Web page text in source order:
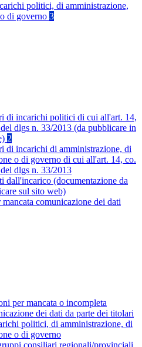
politici, di amministrazione,
di governo 3
di incarichi politici di cui all'art. 14,
dlgs n. 33/2013 (da pubblicare in
2
di incarichi di amministrazione, di
o di governo di cui all'art. 14, co.
dlgs n. 33/2013
dall'incarico (documentazione da
sul sito web)
mancata comunicazione dei dati
per mancata o incompleta
dei dati da parte dei titolari
politici, di amministrazione, di
o di governo